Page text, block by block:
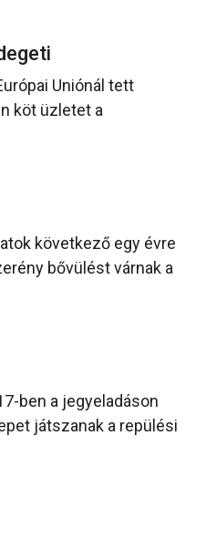
Uniónál tett
köt üzletet a
következő egy évre
bővülést várnak a
ben a jegyeladáson
játszanak a repülési